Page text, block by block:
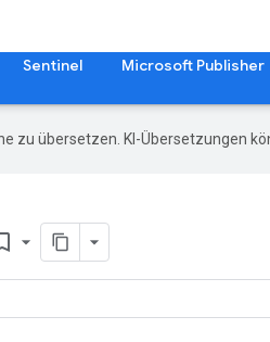
Sentinel Microsoft Publisher
zu übersetzen. KI-Übersetzungen